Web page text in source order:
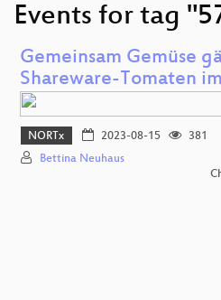
Events for tag
Gemeinsam Gemüse
Shareware-Tomaten
NORTx 2023-08-15
381
Bettina Neuhaus